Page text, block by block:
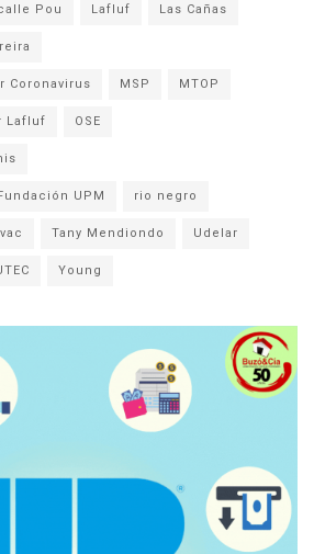
Pou Lafluf Las Cañas
Coronavirus MSP MTOP
Lafluf OSE
UPM rio negro
Tany Mendiondo Udelar
Young